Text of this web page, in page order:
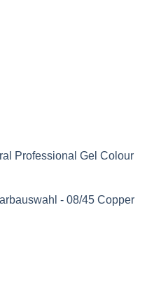
Professional Gel Colour
- 08/45 Copper